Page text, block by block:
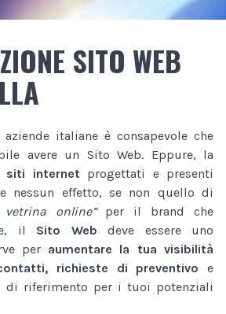
SITO WEB
italiane è consapevole che
avere un Sito Web. Eppure, la
siti internet progettati e presenti
nessun effetto, se non quello di
online”per il brand che
il Sito Web deve essere uno
per aumentare la tua visibilità
richieste di preventivo e
di riferimento per i tuoi potenziali